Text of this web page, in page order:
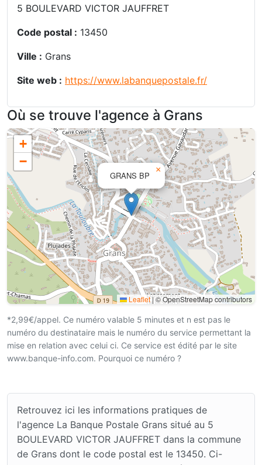
5 BOULEVARD VICTOR JAUFFRET
Code postal : 13450
Ville : Grans
Site web : https://www.labanquepostale.fr/
Où se trouve l'agence à Grans
GRANS BP
×
+
−
Leaflet|© OpenStreetMap contributors
*2,99€/appel. Ce numéro valable 5 minutes et n est pas le
numéro du destinataire mais le numéro du service permettant la
mise en relation avec celui ci. Ce service est édité par le site
www.banque-info.com. Pourquoi ce numéro ?
Retrouvez ici les informations pratiques de
l'agence La Banque Postale Grans situé au 5
BOULEVARD VICTOR JAUFFRET dans la commune
de Grans dont le code postal est le 13450. Ci-